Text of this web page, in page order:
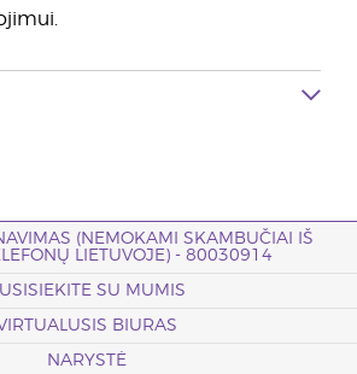
(NEMOKAMI SKAMBUČIAI IŠ
LIETUVOJE) - 80030914
SU MUMIS
BIURAS
NARYSTĖ